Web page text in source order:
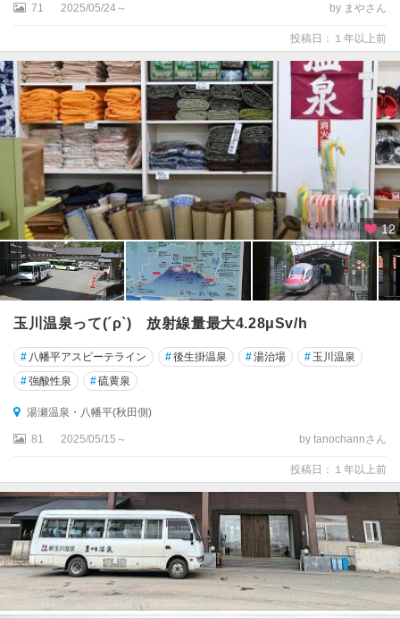
71 2025/05/24～ by まやさん
投稿日：１年以上前
12
玉川温泉って(´ρ`) 放射線量最大4.28μSv/h
# 八幡平アスピーテライン #後生掛温泉 #湯治場 # 玉川温泉
#強酸性泉 #硫黄泉
湯瀬温泉・八幡平(秋田側)
81 2025/05/15～ by tanochannさん
投稿日：１年以上前